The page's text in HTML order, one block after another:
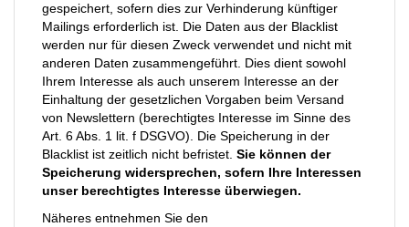
gespeichert, sofern dies zur Verhinderung künftiger
Mailings erforderlich ist. Die Daten aus der Blacklist
werden nur für diesen Zweck verwendet und nicht mit
anderen Daten zusammengeführt. Dies dient sowohl
Ihrem Interesse als auch unserem Interesse an der
Einhaltung der gesetzlichen Vorgaben beim Versand
von Newslettern (berechtigtes Interesse im Sinne des
Art. 6 Abs. 1 lit. f DSGVO). Die Speicherung in der
Blacklist ist zeitlich nicht befristet. Sie können der
Speicherung widersprechen, sofern Ihre Interessen
unser berechtigtes Interesse überwiegen.
Näheres entnehmen Sie den